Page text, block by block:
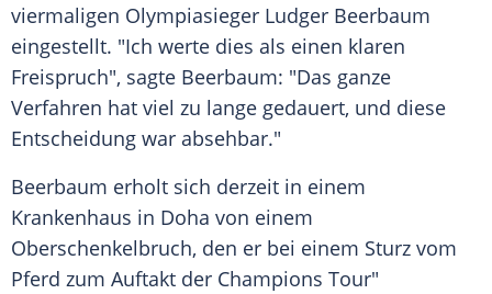
viermaligen Olympiasieger Ludger Beerbaum
eingestellt. "Ich werte dies als einen klaren
Freispruch", sagte Beerbaum: "Das ganze
Verfahren hat viel zu lange gedauert, und diese
Entscheidung war absehbar."
Beerbaum erholt sich derzeit in einem
Krankenhaus in Doha von einem
Oberschenkelbruch, den er bei einem Sturz vom
Pferd zum Auftakt der Champions Tour"